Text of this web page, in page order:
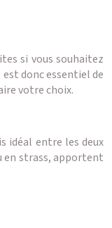
si vous souhaitez
donc essentiel de
votre choix.
idéal entre les deux
en strass, apportent